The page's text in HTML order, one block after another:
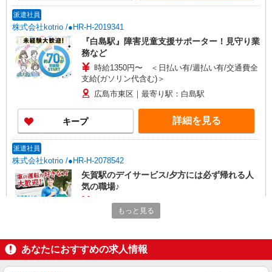
派遣社員
株式会社kotrio /●HR-H-2019341
『白島駅』障害児童支援サポーター！見守り業
務など
時給1350円〜 ＜日払い有/週払い有/交通費全
支給(ガソリン代含む)＞
広島市東区｜最寄り駅：白島駅
キープ 詳細を見る
派遣社員
株式会社kotrio /●HR-H-2078542
矢賀駅のデイサービス/夕方には必ず帰れる人
気の職場♪
時給1350円〜1937円 ＜日払い有/週払い有/交
通費全支給(ガソリン代含む)＞
キープ
もっと見る
あなたにおすすめの求人情報